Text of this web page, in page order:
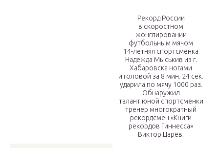
Рекорд России
в скоростном
жонглировании
футбольным мячом
14-летняя спортсменка
Надежда Мыськив из г.
Хабаровска ногами
и головой за 8 мин. 24 сек.
ударила по мячу 1000 раз.
Обнаружил
талант юной спортсменки
тренер многократный
рекордсмен «Книги
рекордов Гиннесса»
Виктор Царёв.